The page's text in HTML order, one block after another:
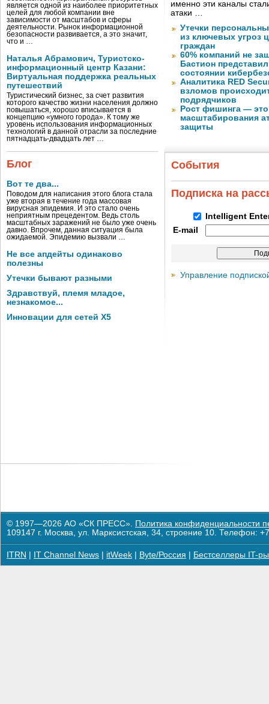
является одной из наиболее приоритетных
целей для любой компании вне
зависимости от масштабов и сферы
деятельности. Рынок информационной
безопасности развивается, а это значит,
что и …
Наталья Абрамович, Туристско-
информационный центр Казани:
Виртуальная поддержка реальных
путешествий
Туристический бизнес, за счет развития
которого качество жизни населения должно
повышаться, хорошо вписывается в
концепцию «умного города». К тому же
уровень использования информационных
технологий в данной отрасли за последние
пятнадцать-двадцать лет …
Блог
Вот те два...
Поводом для написания этого блога стала
уже вторая в течение года массовая
вирусная эпидемия. И это стало очень
неприятным прецедентом. Ведь столь
масштабных заражений не было уже очень
давно. Впрочем, данная ситуация была
ожидаемой. Эпидемию вызвали …
Не все апдейты одинаково
полезны
Утечки бывают разными
Здравствуй, племя младое,
незнакомое...
Инновации для сетей X5
именно эти каналы
атаки …
Утечки
из ключевых угроз
граждан
60% компаний не
Бастион
состоянии
Аналитика RED
взломов
подрядчиков
Рост фишинга —
масштабирования
защиты
События
Подписка на
Intelligent
E-mail
Управление
© 1997—2026 АО «СК ПРЕСС». Политика конфиденциальности
109147 г. Москва, ул. Марксистская, 34, строение 10. Телефон:
ITRN IT Channel News itWeek Byte/Россия Бестселлеры IT-